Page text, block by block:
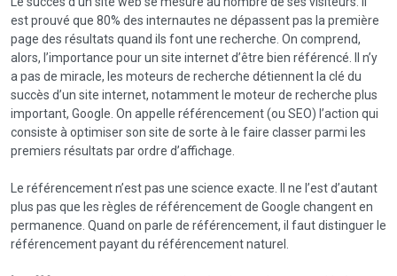
est prouvé que 80% des internautes ne dépassent pas la première
page des résultats quand ils font une recherche. On comprend,
alors, l’importance pour un site internet d’être bien référencé. Il n’y
a pas de miracle, les moteurs de recherche détiennent la clé du
succès d’un site internet, notamment le moteur de recherche plus
important, Google. On appelle référencement (ou SEO) l’action qui
consiste à optimiser son site de sorte à le faire classer parmi les
premiers résultats par ordre d’affichage.
Le référencement n’est pas une science exacte. Il ne l’est d’autant
plus pas que les règles de référencement de Google changent en
permanence. Quand on parle de référencement, il faut distinguer le
référencement payant du référencement naturel.